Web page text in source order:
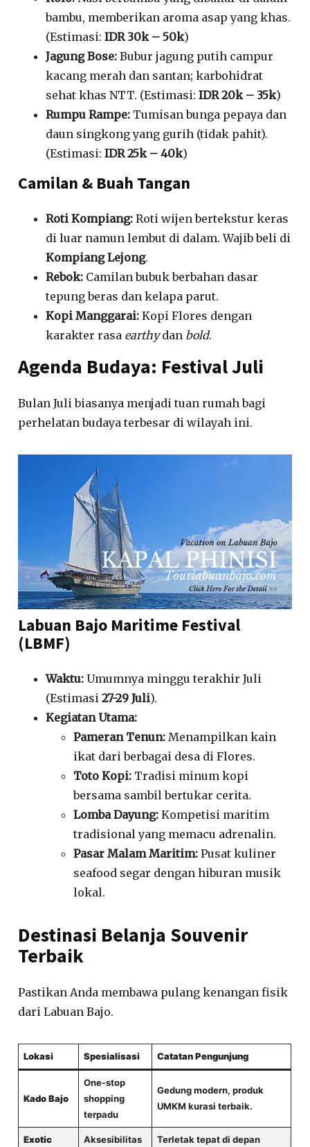
bambu, memberikan aroma asap yang khas.
(Estimasi:IDR 30k – 50k)
Jagung Bose: Bubur jagung putih campur
kacang merah dan santan; karbohidrat
sehat khas NTT. (Estimasi:IDR 20k – 35k)
Rumpu Rampe: Tumisan bunga pepaya dan
daun singkong yang gurih (tidak pahit).
(Estimasi:IDR 25k – 40k)
Camilan & Buah Tangan
Roti Kompiang: Roti wijen bertekstur keras
di luar namun lembut di dalam. Wajib beli di
Kompiang Lejong.
Rebok: Camilan bubuk berbahan dasar
tepung beras dan kelapa parut.
Kopi Manggarai: Kopi Flores dengan
karakter rasa earthydan bold.
Agenda Budaya: Festival Juli
Bulan Juli biasanya menjadi tuan rumah bagi
perhelatan budaya terbesar di wilayah ini.
Labuan Bajo Maritime Festival
(LBMF)
Waktu: Umumnya minggu terakhir Juli
(Estimasi27-29 Juli).
Kegiatan Utama:
Pameran Tenun: Menampilkan kain
ikat dari berbagai desa di Flores.
Toto Kopi: Tradisi minum kopi
bersama sambil bertukar cerita.
Lomba Dayung: Kompetisi maritim
tradisional yang memacu adrenalin.
Pasar Malam Maritim: Pusat kuliner
seafood segar dengan hiburan musik
lokal.
Destinasi Belanja Souvenir
Terbaik
Pastikan Anda membawa pulang kenangan fisik
dari Labuan Bajo.
Lokasi Spesialisasi Catatan Pengunjung
Kado Bajo
One-stop
shopping
terpadu
Gedung modern, produk
UMKM kurasi terbaik.
Exotic
Aksesibilitas
Terletak tepat di depan